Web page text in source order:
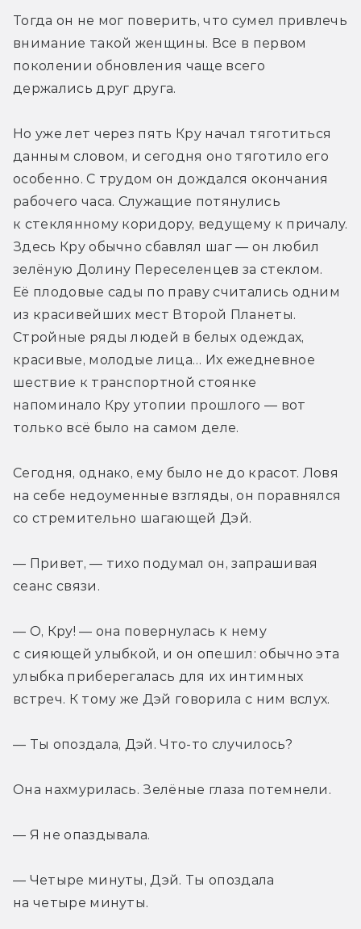
Тогда он не мог поверить, что сумел привлечь
внимание такой женщины. Все в первом
поколении обновления чаще всего
держались друг друга.
Но уже лет через пять Кру начал тяготиться
данным словом, и сегодня оно тяготило его
особенно. С трудом он дождался окончания
рабочего часа. Служащие потянулись
к стеклянному коридору, ведущему к причалу.
Здесь Кру обычно сбавлял шаг — он любил
зелёную Долину Переселенцев за стеклом.
Её плодовые сады по праву считались одним
из красивейших мест Второй Планеты.
Стройные ряды людей в белых одеждах,
красивые, молодые лица… Их ежедневное
шествие к транспортной стоянке
напоминало Кру утопии прошлого — вот
только всё было на самом деле.
Сегодня, однако, ему было не до красот. Ловя
на себе недоуменные взгляды, он поравнялся
со стремительно шагающей Дэй.
— Привет, — тихо подумал он, запрашивая
сеанс связи.
— О, Кру! — она повернулась к нему
с сияющей улыбкой, и он опешил: обычно эта
улыбка приберегалась для их интимных
встреч. К тому же Дэй говорила с ним вслух.
— Ты опоздала, Дэй. Что-то случилось?
Она нахмурилась. Зелёные глаза потемнели.
— Я не опаздывала.
— Четыре минуты, Дэй. Ты опоздала
на четыре минуты.